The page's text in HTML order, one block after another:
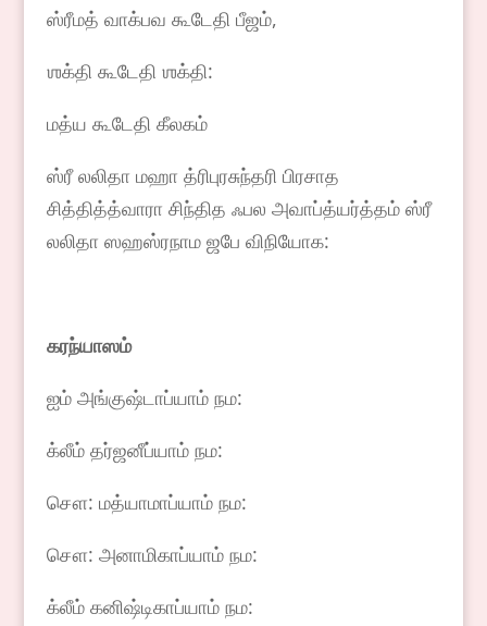
ஸ்ரீமத் வாக்பவ கூடேதி பீஜம்,
ஶக்தி கூடேதி ஶக்தி:
மத்ய கூடேதி கீலகம்
ஸ்ரீ லலிதா மஹா த்ரிபுரசுந்தரி பிரசாத
சித்தித்த்வாரா சிந்தித ஃபல அவாப்த்யர்த்தம் ஸ்ரீ
லலிதா ஸஹஸ்ரநாம ஜபே விநியோக:
கரந்யாஸம்
ஐம் அங்குஷ்டாப்யாம் நம:
க்லீம் தர்ஜனீப்யாம் நம:
சௌ: மத்யாமாப்யாம் நம:
சௌ: அனாமிகாப்யாம் நம:
க்லீம் கனிஷ்டிகாப்யாம் நம: